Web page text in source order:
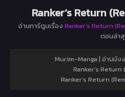
Ranker’s Return
อ่านการ์ตูนเรื่อง Ranker’s Return
ตอนล่า
Murim-Manga | อ่านมัง
Ranker’s Return
Ranker’s Return